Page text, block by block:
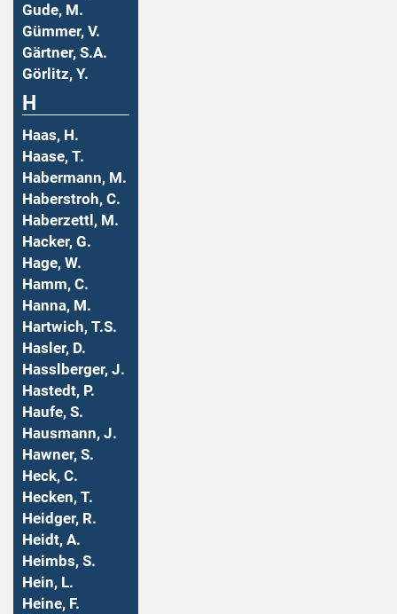
Gude, M.
Gümmer, V.
Gärtner, S.A.
Görlitz, Y.
H
Haas, H.
Haase, T.
Habermann, M.
Haberstroh, C.
Haberzettl, M.
Hacker, G.
Hage, W.
Hamm, C.
Hanna, M.
Hartwich, T.S.
Hasler, D.
Hasslberger, J.
Hastedt, P.
Haufe, S.
Hausmann, J.
Hawner, S.
Heck, C.
Hecken, T.
Heidger, R.
Heidt, A.
Heimbs, S.
Hein, L.
Heine, F.